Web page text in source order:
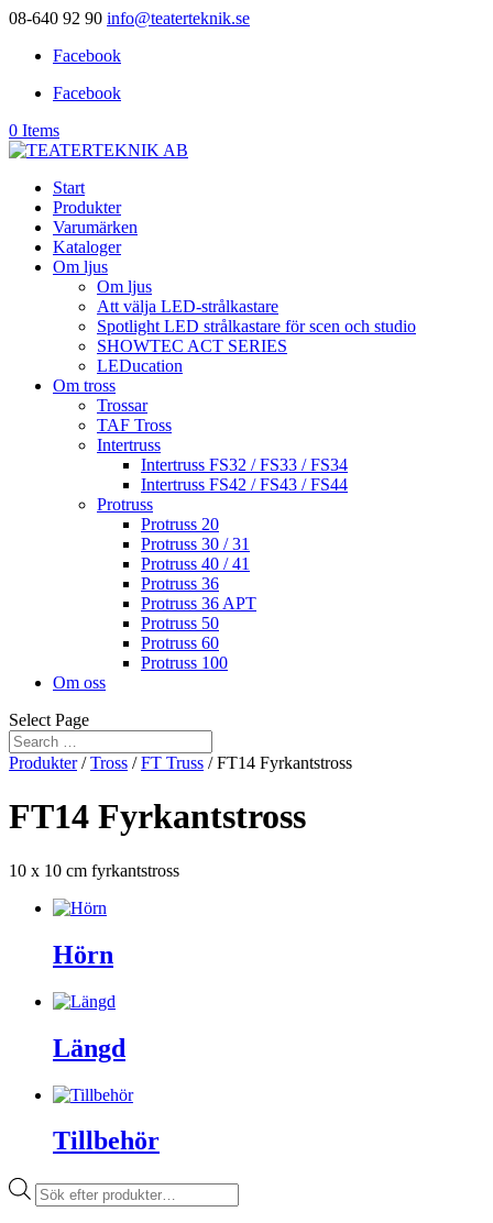
08-640 92 90 info@teaterteknik.se
Facebook
Facebook
0 Items
Start
Produkter
Varumärken
Kataloger
Om ljus
Om ljus
Att välja LED-strålkastare
Spotlight LED strålkastare för scen och studio
SHOWTEC ACT SERIES
LEDucation
Om tross
Trossar
TAF Tross
Intertruss
Intertruss FS32 / FS33 / FS34
Intertruss FS42 / FS43 / FS44
Protruss
Protruss 20
Protruss 30 / 31
Protruss 40 / 41
Protruss 36
Protruss 36 APT
Protruss 50
Protruss 60
Protruss 100
Om oss
Select Page
Produkter/Tross /FT Truss / FT14 Fyrkantstross
FT14 Fyrkantstross
10 x 10 cm fyrkantstross
Hörn
Längd
Tillbehör
Produktsökning